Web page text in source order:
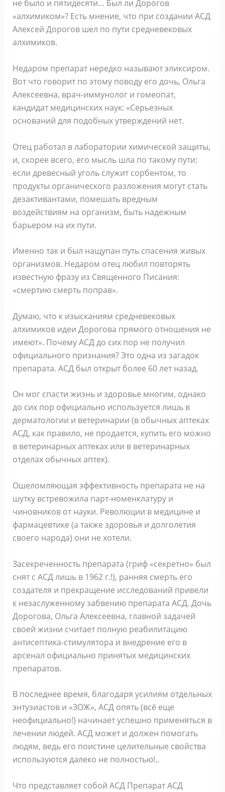
не было и пятидесяти… Был ли Дорогов
«алхимиком»? Есть мнение, что при создании АСД
Алексей Дорогов шел по пути средневековых
алхимиков.
Недаром препарат нередко называют эликсиром.
Вот что говорит по этому поводу его дочь, Ольга
Алексеевна, врач-иммунолог и гомеопат,
кандидат медицинских наук: «Серьезных
оснований для подобных утверждений нет.
Отец работал в лаборатории химической защиты,
и, скорее всего, его мысль шла по такому пути:
если древесный уголь служит сорбентом, то
продукты органического разложения могут стать
дезактивантами, помешать вредным
воздействиям на организм, быть надежным
барьером на их пути.
Именно так и был нащупан путь спасения живых
организмов. Недаром отец любил повторять
известную фразу из Священного Писания:
«смертию смерть поправ».
Думаю, что к изысканиям средневековых
алхимиков идеи Дорогова прямого отношения не
имеют». Почему АСД до сих пор не получил
официального признания? Это одна из загадок
препарата. АСД был открыт более 60 лет назад.
Он мог спасти жизнь и здоровье многим, однако
до сих пор официально используется лишь в
дерматологии и ветеринарии (в обычных аптеках
АСД, как правило, не продается, купить его можно
в ветеринарных аптеках или в ветеринарных
отделах обычных аптек).
Ошеломляющая эффективность препарата не на
шутку встревожила парт-номенклатуру и
чиновников от науки. Революции в медицине и
фармацевтике (а также здоровья и долголетия
своего народа) они не хотели.
Засекреченность препарата (гриф «секретно» был
снят с АСД лишь в 1962 г.!), ранняя смерть его
создателя и прекращение исследований привели
к незаслуженному забвению препарата АСД. Дочь
Дорогова, Ольга Алексеевна, главной задачей
своей жизни считает полную реабилитацию
антисептика-стимулятора и внедрение его в
арсенал официально принятых медицинских
препаратов.
В последнее время, благодаря усилиям отдельных
энтузиастов и «ЗОЖ», АСД опять (всё еще
неофициально!) начинает успешно применяться в
лечении людей. АСД может и должен помогать
людям, ведь его поистине целительные свойства
используются далеко не полностью!..
Что представляет собой АСД Препарат АСД